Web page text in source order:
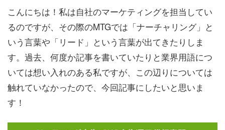
こんにちは！私は自社のマーケティングを担当してい
るのですが、その際のMTGでは「ナーチャリング」と
いう言葉や「リード」という言葉が出てきたりしま
す。過去、何度か記事を書いていたりと業界用語につ
いては想い入れのある私ですが、この辺りについては
触れていなかったので、今回記事にしたいと思いま
す！